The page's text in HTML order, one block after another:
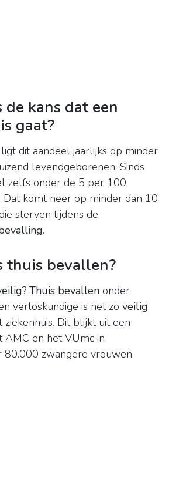
kans dat een
gaat?
dit aandeel jaarlijks op minder
levendgeborenen. Sinds
zelfs onder de 5 per 100
Dat komt neer op minder dan 10
sterven tijdens de
.
thuis bevallen?
? Thuis bevallen onder
verloskundige is net zo veilig
ziekenhuis. Dit blijkt uit een
AMC en het VUmc in
zwangere vrouwen.